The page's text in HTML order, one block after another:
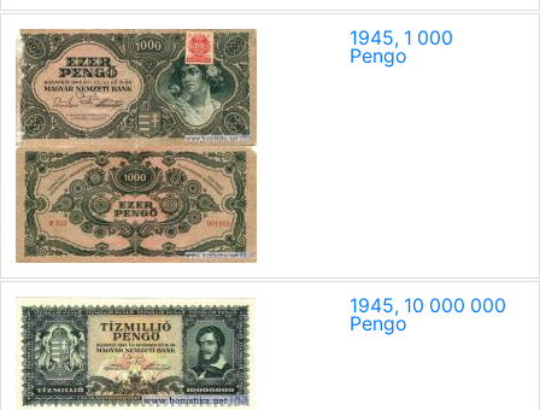
1945, 1 000
Pengo
1945, 10 000 000
Pengo